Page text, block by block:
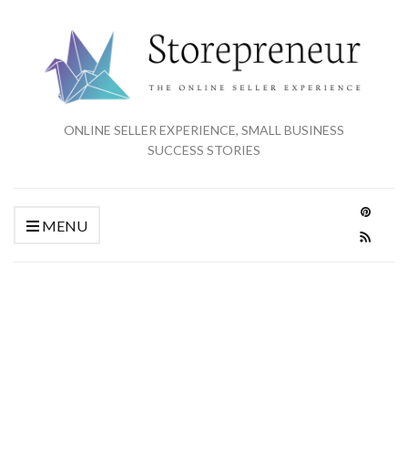
ONLINE SELLER EXPERIENCE, SMALL BUSINESS
SUCCESS STORIES
MENU